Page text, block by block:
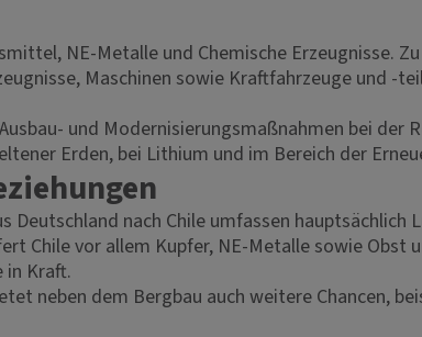
NE-Metalle und Chemische Erzeugnisse.
Maschinen sowie Kraftfahrzeuge und -
und Modernisierungsmaßnahmen bei der
Erden, bei Lithium und im Bereich der
nach Chile umfassen hauptsächlich
Chile vor allem Kupfer, NE-Metalle sowie Obst
in Kraft.
neben dem Bergbau auch weitere Chancen,